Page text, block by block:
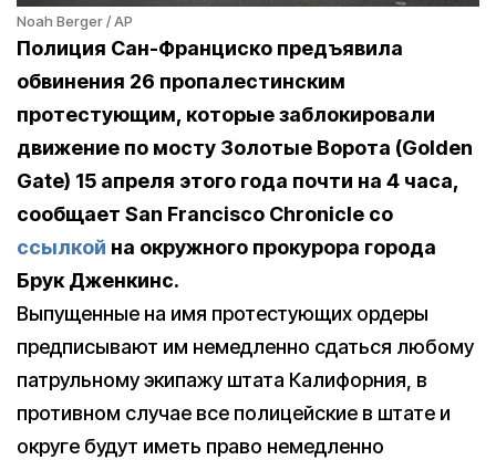
Noah Berger / AP
Полиция Сан-Франциско предъявила
обвинения 26 пропалестинским
протестующим, которые заблокировали
движение по мосту Золотые Ворота (Golden
Gate) 15 апреля этого года почти на 4 часа,
сообщает San Francisco Chronicle со
ссылкой на окружного прокурора города
Брук Дженкинс.
Выпущенные на имя протестующих ордеры
предписывают им немедленно сдаться любому
патрульному экипажу штата Калифорния, в
противном случае все полицейские в штате и
округе будут иметь право немедленно